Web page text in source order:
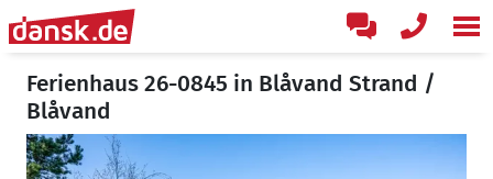
Ferienhaus 26-0845 in Blåvand Strand /
Blåvand